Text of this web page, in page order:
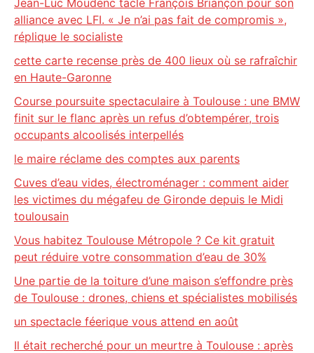
Jean-Luc Moudenc tacle François Briançon pour son
alliance avec LFI. « Je n’ai pas fait de compromis »,
réplique le socialiste
cette carte recense près de 400 lieux où se rafraîchir
en Haute-Garonne
Course poursuite spectaculaire à Toulouse : une BMW
finit sur le flanc après un refus d’obtempérer, trois
occupants alcoolisés interpellés
le maire réclame des comptes aux parents
Cuves d’eau vides, électroménager : comment aider
les victimes du mégafeu de Gironde depuis le Midi
toulousain
Vous habitez Toulouse Métropole ? Ce kit gratuit
peut réduire votre consommation d’eau de 30%
Une partie de la toiture d’une maison s’effondre près
de Toulouse : drones, chiens et spécialistes mobilisés
un spectacle féerique vous attend en août
Il était recherché pour un meurtre à Toulouse : après